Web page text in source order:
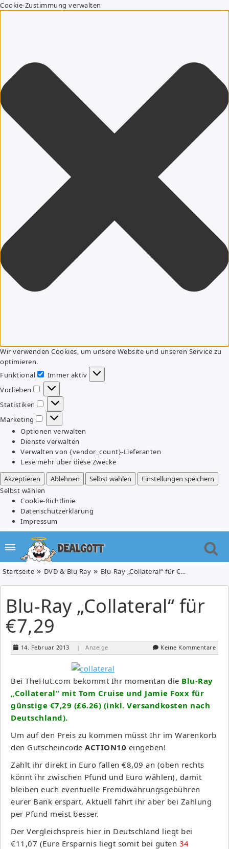
Cookie-Zustimmung verwalten
Wir verwenden Cookies, um unsere Website und unseren Service zu
optimieren.
Funktional
Funktional
Immer aktiv
Vorlieben
Vorlieben
Statistiken
Statistiken
Marketing
Marketing
Optionen verwalten
Dienste verwalten
Verwalten von {vendor_count}-Lieferanten
Lese mehr über diese Zwecke
Akzeptieren
Ablehnen Selbst wählen
Einstellungen speichern
Selbst wählen
Cookie-Richtlinie
Datenschutzerklärung
Impressum
Startseite DVD & Blu Ray Blu-Ray „Collateral“ für €7,29
Blu-Ray „Collateral“ für
€7,29
14. Februar 2013 | Anzeige Keine Kommentare
Bei TheHut.com bekommt Ihr momentan die Blu-Ray
„Collateral“ mit Tom Cruise und Jamie Foxx für
günstige €7,29 (£6.26) (inkl. Versandkosten nach
Deutschland).
Um auf den Preis zu kommen müsst Ihr im Warenkorb
den Gutscheincode ACTION10 eingeben!
Zahlt ihr direkt in Euro fallen €8,09 an (oben rechts
könnt ihr zwischen Pfund und Euro wählen), damit
bleiben euch eventuelle Fremdwährungsgebühren
eurer Bank erspart. Aktuell fahrt ihr aber bei Zahlung
per Pfund meist besser.
Der Vergleichspreis hier in Deutschland liegt bei
€11,07 (Eure Ersparnis liegt somit bei guten 34